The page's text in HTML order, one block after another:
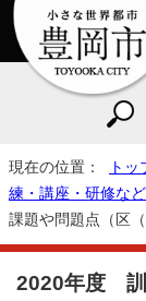
現在の位置： ト
練・講座・研修など
課題や問題点（区
2020年度 訓